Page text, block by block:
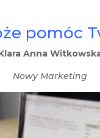
pomóc
Anna
Nowy Marketing